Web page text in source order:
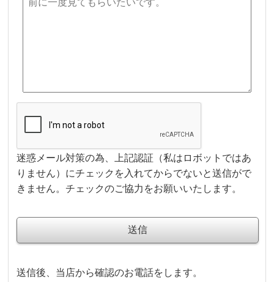
迷惑メール対策の為、上記認証（私はロボットではあ
りません）にチェックを入れてからでないと送信がで
きません。チェックのご協力をお願いいたします。
送信後、当店から確認のお電話をします。